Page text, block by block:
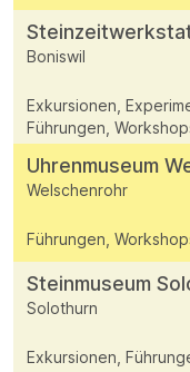
Boniswil
Exkursionen,
Führungen,
Uhrenmuseum
Welschenrohr
Führungen,
Steinmuseum
Solothurn
Exkursionen,